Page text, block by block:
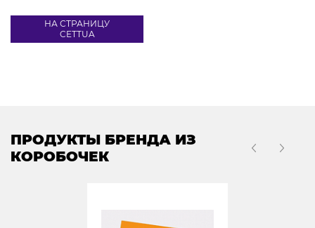
НА СТРАНИЦУ
CETTUA
ПРОДУКТЫ БРЕНДА ИЗ
КОРОБОЧЕК